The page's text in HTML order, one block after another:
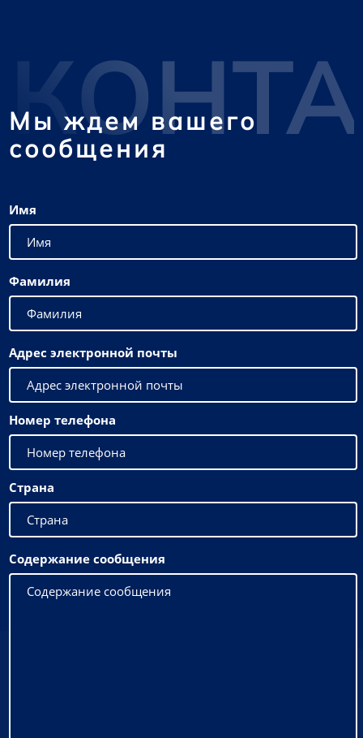
Мы ждем вашего
сообщения
Имя
Фамилия
Адрес электронной почты
Номер телефона
Страна
Содержание сообщения